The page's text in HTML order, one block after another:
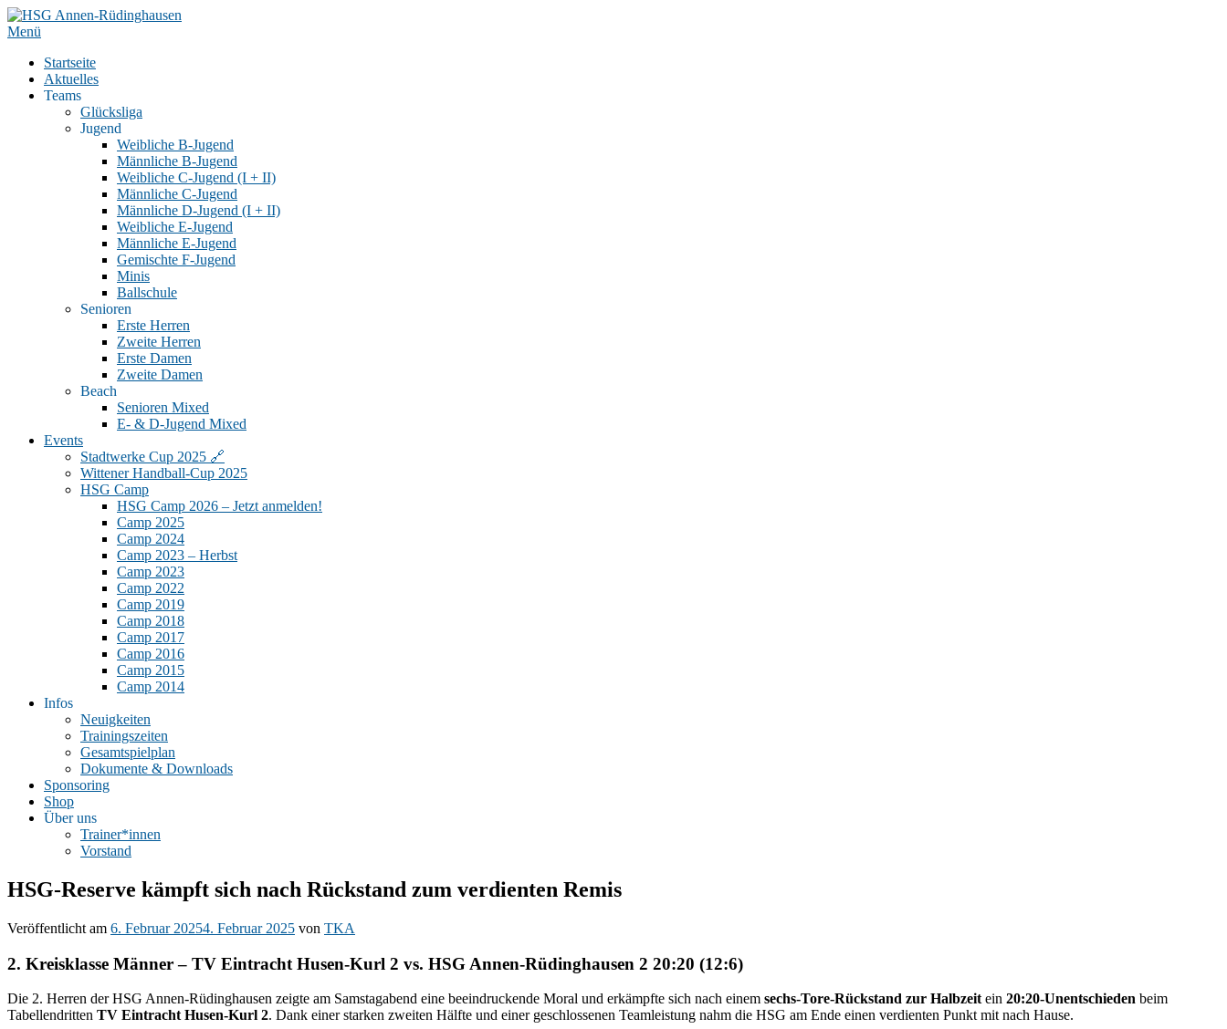
Zum
Inhalt
Menü
Startseite
Aktuelles
Teams
Glücksliga
Jugend
Weibliche B-Jugend
Männliche B-Jugend
Weibliche C-Jugend (I + II)
Männliche C-Jugend
Männliche D-Jugend (I + II)
Weibliche E-Jugend
Männliche E-Jugend
Gemischte F-Jugend
Minis
Ballschule
Senioren
Erste Herren
Zweite Herren
Erste Damen
Zweite Damen
Beach
Senioren Mixed
E- & D-Jugend Mixed
Events
Stadtwerke Cup 2025 🔗
Wittener Handball-Cup 2025
HSG Camp
HSG Camp 2026 – Jetzt anmelden!
Camp 2025
Camp 2024
Camp 2023 – Herbst
Camp 2023
Camp 2022
Camp 2019
Camp 2018
Camp 2017
Camp 2016
Camp 2015
Camp 2014
Infos
Neuigkeiten
Trainingszeiten
Gesamtspielplan
Dokumente & Downloads
Sponsoring
Shop
Über uns
Trainer*innen
Vorstand
HSG-Reserve kämpft sich nach Rückstand zum verdienten Remis
Veröffentlicht am 6. Februar 20254. Februar 2025 von TKA
2. Kreisklasse Männer – TV Eintracht Husen-Kurl 2 vs. HSG Annen-Rüdinghausen 2 20:20 (12:6)
Die 2. Herren der HSG Annen-Rüdinghausen zeigte am Samstagabend eine beeindruckende Moral und erkämpfte sich nach einem sechs-Tore-Rückstand zur Halbzeit ein 20:20-Unentschieden beim
Tabellendritten TV Eintracht Husen-Kurl 2. Dank einer starken zweiten Hälfte und einer geschlossenen Teamleistung nahm die HSG am Ende einen verdienten Punkt mit nach Hause.